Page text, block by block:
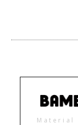
Material